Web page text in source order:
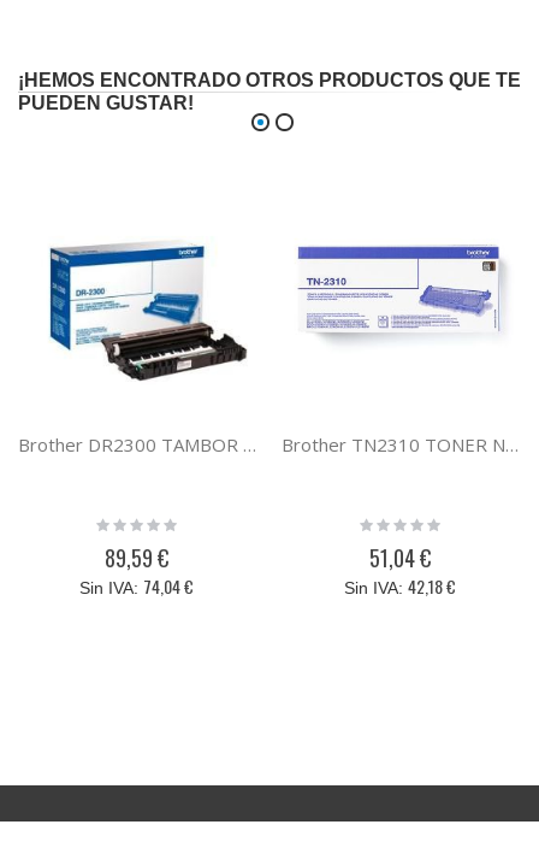
¡HEMOS ENCONTRADO OTROS PRODUCTOS QUE TE
PUEDEN GUSTAR!
Brother DR2300 TAMBOR 2500D/DW/DN 2700/2720/2740DW
Rating:
89,59 €
74,04 €
Brother TN2310 TONER NEGRO 2500 2700/2720/2740DW
Rating:
51,04 €
42,18 €